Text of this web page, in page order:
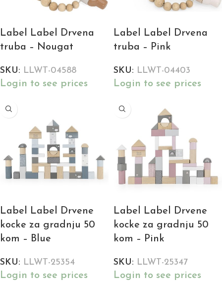
Label Label Drvena
truba – Nougat
SKU: LLWT-04588
Login to see prices
Label Label Drvena
truba – Pink
SKU: LLWT-04403
Login to see prices
Label Label Drvene
kocke za gradnju 50
kom – Blue
SKU: LLWT-25354
Login to see prices
Label Label Drvene
kocke za gradnju 50
kom – Pink
SKU: LLWT-25347
Login to see prices